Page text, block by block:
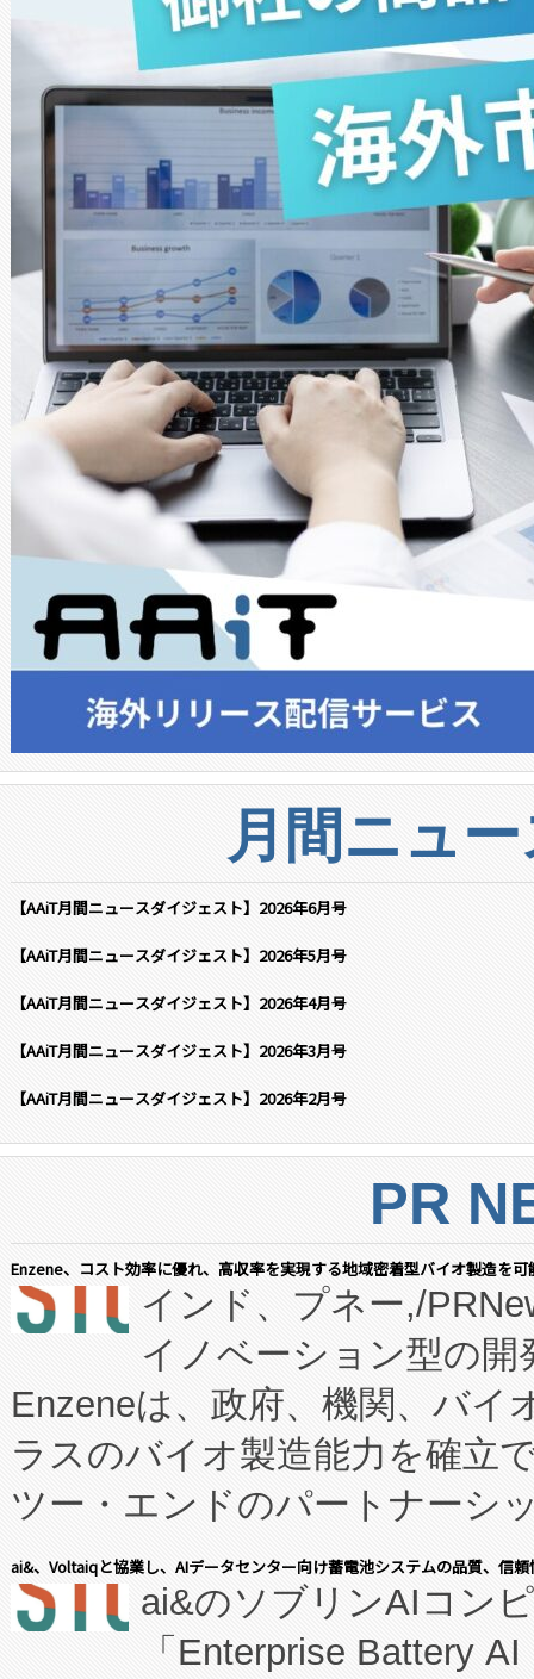
月間ニュ
【AAiT月間ニュースダイジェスト】2026年6月号
【AAiT月間ニュースダイジェスト】2026年5月号
【AAiT月間ニュースダイジェスト】2026年4月号
【AAiT月間ニュースダイジェスト】2026年3月号
【AAiT月間ニュースダイジェスト】2026年2月号
PR
Enzene、コスト効率に優れ、高収率を実現する地域密着型バイオ製造を
インド、プネー,/
イノベーション型の
Enzeneは、政府、機関、バイ
ラスのバイオ製造能力を確立
ツー・エンドのパートナーシ
表しました。 同社の実績ある
manufacturing™ (FCCM™) プ
たNeXは、バイオ医薬品製造
ai&、Voltaiqと協業し、AIデータセンター向け蓄電池システムの品質、信
ai&のソブリンAIコン
「Enterprise Battery